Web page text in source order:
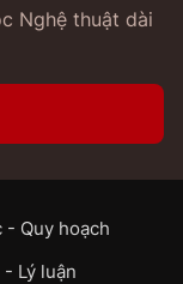
Nghệ thuật dài
- Quy hoạch
Lý luận